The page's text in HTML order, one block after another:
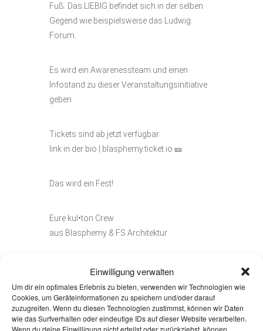
Einwilligung verwalten
Um dir ein optimales Erlebnis zu bieten, verwenden wir Technologien wie
Cookies, um Geräteinformationen zu speichern und/oder darauf
zuzugreifen. Wenn du diesen Technologien zustimmst, können wir Daten
wie das Surfverhalten oder eindeutige IDs auf dieser Website verarbeiten.
Wenn du deine Einwilligung nicht erteilst oder zurückziehst, können
Fuß. Das LIEBIG befindet sich in der selben
Gegend wie beispielsweise das Ludwig
Forum.
Es wird ein Awarenessteam und einen
Infostand zu dieser Veranstaltungsinitiative
geben.
Tickets sind ab jetzt verfügbar:
link in der bio | blasphemy.ticket.io 🎫
Das wird ein Fest!
Eure kul•ton Crew
aus Blasphemy & FS Architektur
DATUM
30 Apr. 2025- 01 Mai